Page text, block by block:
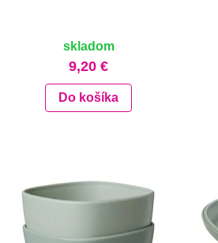
skladom
9,20 €
Do košíka